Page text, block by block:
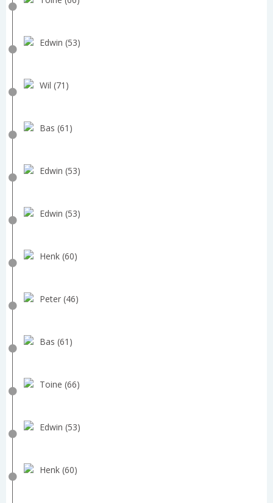
Edwin (53)
Wil (71)
Bas (61)
Edwin (53)
Edwin (53)
Henk (60)
Peter (46)
Bas (61)
Toine (66)
Edwin (53)
Henk (60)